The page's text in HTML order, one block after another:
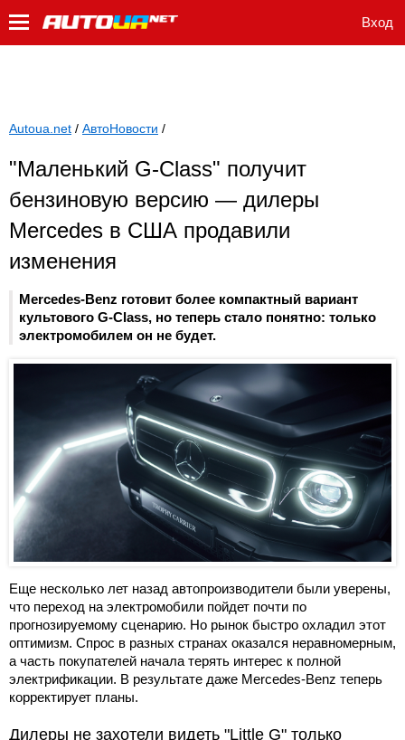
Вход
Autoua.net / АвтоНовости /
"Маленький G-Class" получит
бензиновую версию — дилеры
Mercedes в США продавили
изменения
Mercedes-Benz готовит более компактный вариант
культового G-Class, но теперь стало понятно: только
электромобилем он не будет.
Еще несколько лет назад автопроизводители были уверены,
что переход на электромобили пойдет почти по
прогнозируемому сценарию. Но рынок быстро охладил этот
оптимизм. Спрос в разных странах оказался неравномерным,
а часть покупателей начала терять интерес к полной
электрификации. В результате даже Mercedes-Benz теперь
корректирует планы.
Дилеры не захотели видеть "Little G" только